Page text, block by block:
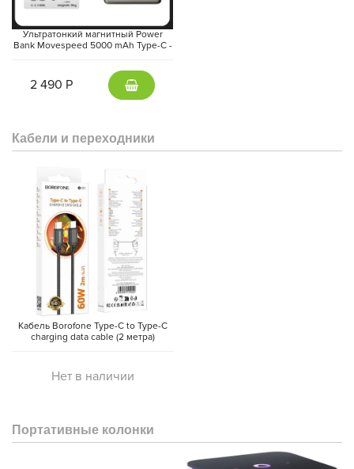
Ультратонкий магнитный Power
Bank Movespeed 5000 mAh Type-C -
2 490 Р
Кабели и переходники
Кабель Borofone Type-C to Type-C
charging data cable (2 метра)
Нет в наличии
Портативные колонки